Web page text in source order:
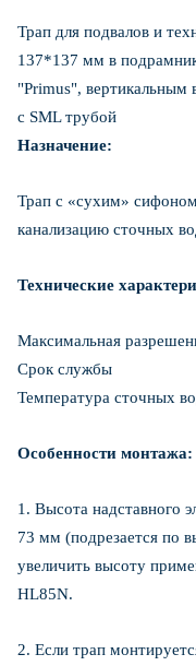
Трап для подвалов и
137*137 мм в
"Primus", вертикальным
с SML трубой
Назначение:
Трап с «сухим»
канализацию сточных
Технические
Максимальная
Срок
Температура
Особенности монтажа:
1. Высота надставного
73 мм (подрезается по
увеличить высоту
HL85N.
2. Если трап